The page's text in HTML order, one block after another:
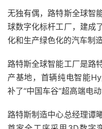
无独有偶，路特斯全球智
球数字化标杆工厂，建成
化和生产绿色化的汽车制
路特斯全球智能工厂是路
产基地，首辆纯电智能
补了“中国车谷”超高端电
路特斯制造中心总经理谭